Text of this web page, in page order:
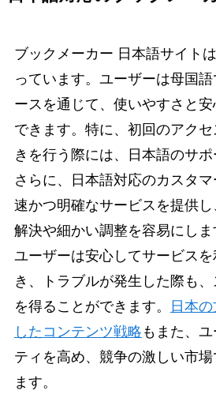
ブックメーカー 日本語サイト
っています。ユーザーは母国
ースを通じて、使いやすさと
できます。特に、初回のアク
きを行う際には、日本語のサポ
さらに、日本語対応のカスタ
速かつ明確なサービスを提供
解決や細かい調整を容易にしま
ユーザーは安心してサービス
き、トラブルが発生した際も
を得ることができます。
日本
したコンテンツ戦略 もまた、
ティを高め、競争の激しい市
ます。